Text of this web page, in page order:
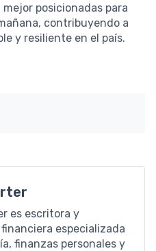
posicionadas para
contribuyendo a
y resiliente en el país.
es escritora y
especializada
finanzas personales y